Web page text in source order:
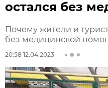
остался без
Почему жители и
без медицинской
20:58 12.04.2023